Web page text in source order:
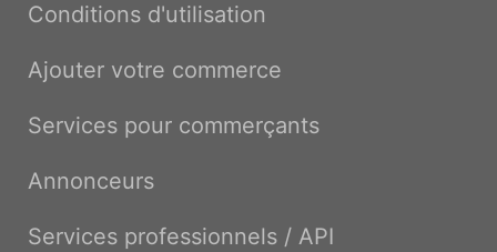
Conditions d'utilisation
Ajouter votre commerce
Services pour commerçants
Annonceurs
Services professionnels / API